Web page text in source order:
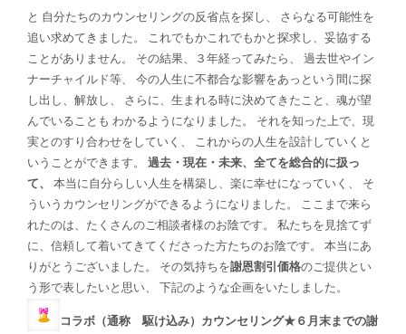
と 自分たちのカウンセリングの反省点を探し、 さらなる可能性を
追い求めてきました。 これでもかこれでもかと探求し、妥協する
ことがありません。 その結果、３年経ってみたら、 過去世やイン
ナーチャイルド等、 今の人生に不都合な影響をあっという間に探
し出し、解放し、 さらに、生まれる時に決めてきたこと、魂が望
んでいることも わかるようになりました。 それを知った上で、現
実とのすり合わせをしていく、 これからの人生を設計していくと
いうことができます。 過去・現在・未来、全てを総合的に扱っ
て、
本当に自分らしい人生を構築し、楽に幸せになっていく、 そ
ういうカウンセリングができるようになりました。 ここまで来ら
れたのは、たくさんのご相談者様のお陰です。 私たちを見捨てず
に、信頼して着いてきてくださった方たちのお陰です。 本当にあ
りがとうございました。 その気持ちを謝恩割引価格のご提供とい
う形で表したいと思い、 下記のような企画をいたしました。
コラボ（通称 駆け込み）カウンセリング★６月末までの謝